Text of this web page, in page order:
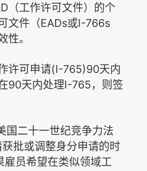
（工作许可文件）的个
文件（EADs或I-766s
性。
许可申请(I-765)90天内
90天内处理I-765 ，则签
国二十一世纪竞争力法
获批或调整身分申请的时
雇员希望在类似领域工